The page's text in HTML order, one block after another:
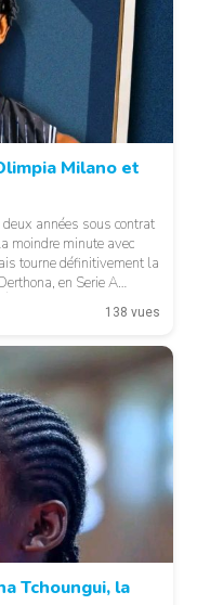
© Basket 237
Milano et
années sous contrat
moindre minute avec
tourne définitivement la
en Serie A
Arrivé à Milan en 2024
138 vues
Tchoungui, la